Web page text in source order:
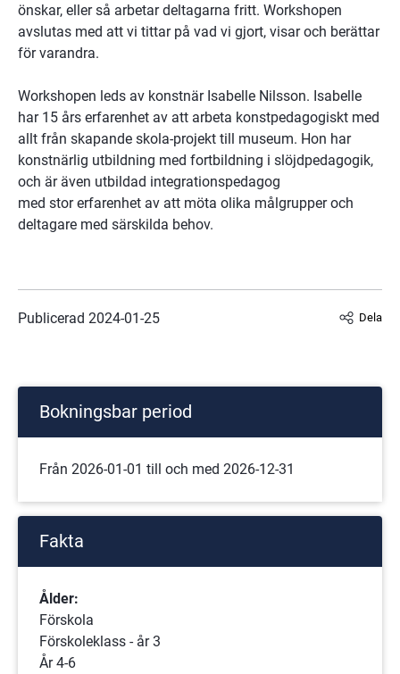
önskar, eller så arbetar deltagarna fritt. Workshopen
avslutas med att vi tittar på vad vi gjort, visar och berättar
för varandra.
Workshopen leds av konstnär Isabelle Nilsson. Isabelle
har 15 års erfarenhet av att arbeta konstpedagogiskt med
allt från skapande skola-projekt till museum. Hon har
konstnärlig utbildning med fortbildning i slöjdpedagogik,
och är även utbildad integrationspedagog
med stor erfarenhet av att möta olika målgrupper och
deltagare med särskilda behov.
Publicerad 2024-01-25 Dela
Bokningsbar period
Från 2026-01-01 till och med 2026-12-31
Fakta
Ålder:
Förskola
Förskoleklass - år 3
År 4-6